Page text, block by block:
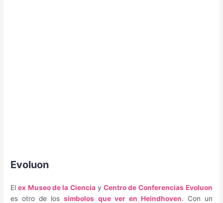
Evoluon
Elex Museo de la CienciayCentro de Conferencias Evoluon
es otro de lossímbolos que ver en Heindhoven. Con un